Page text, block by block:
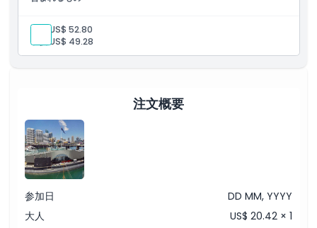
含まれるもの
除外事項
対象外
営業時間
オーストラリア爬虫類公園の一般入場料。
大人: US$ 52.80
子供: US$ 49.28
注文概要
参加日
DD MM, YYYY
大人
US$ 20.42 × 1